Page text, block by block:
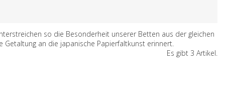
so die Besonderheit unserer Betten aus der gleichen
an die japanische Papierfaltkunst erinnert.
Es gibt 3 Artikel.